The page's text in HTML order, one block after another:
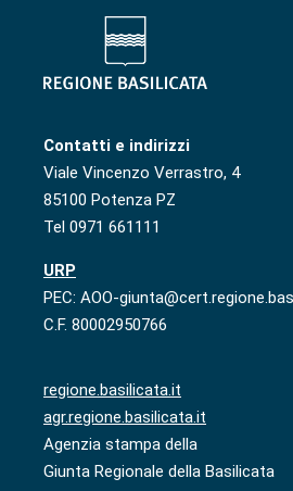
Contatti e indirizzi
Viale Vincenzo Verrastro, 4
85100 Potenza PZ
Tel 0971 661111
URP
PEC: AOO-
C.F. 80002950766
regione.basilicata.it
agr.regione.basilicata.it
Agenzia stampa della
Giunta Regionale della Basilicata